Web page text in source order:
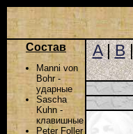
Состав
Manni von
Bohr -
ударные
Sascha
Kuhn -
клавишные
Peter Foller
A|B